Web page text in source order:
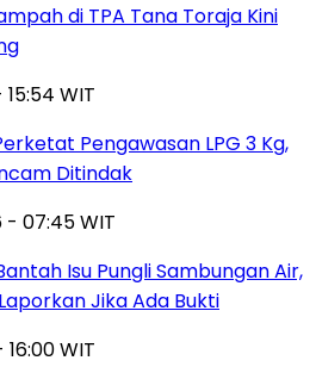
di TPA Tana Toraja Kini
WIT
Pengawasan LPG 3 Kg,
Ditindak
- 07:45 WIT
Isu Pungli Sambungan Air,
Jika Ada Bukti
WIT